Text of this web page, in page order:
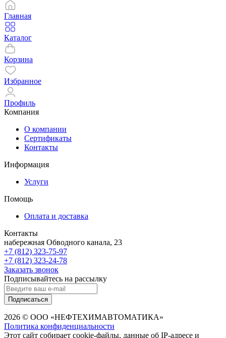
Главная
Каталог
Корзина
Избранное
Профиль
Компания
О компании
Сертификаты
Контакты
Информация
Услуги
Помощь
Оплата и доставка
Контакты
набережная Обводного канала, 23
+7 (812) 323-75-97
+7 (812) 323-24-78
Заказать звонок
Подписывайтесь на рассылку
Подписаться
2026 © ООО «НЕФТЕХИМАВТОМАТИКА»
Политика конфиденциальности
Этот сайт собирает cookie-файлы, данные об IP-адресе и